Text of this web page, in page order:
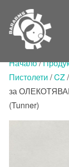
content
Начало/
Пистолети /CZ/
за
(Tunner)